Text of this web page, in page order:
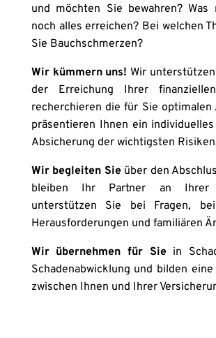
und möchten Sie bewahren? Was
noch alles erreichen? Bei welchen
Sie Bauchschmerzen?
Wir kümmern uns! Wir
der Erreichung Ihrer
recherchieren die für Sie optimalen
präsentieren Ihnen ein
Absicherung der wichtigsten
Wir begleiten Sie über den
bleiben Ihr Partner an
unterstützen Sie bei Fragen,
Herausforderungen und familiären
Wir übernehmen für Sie in
Schadenabwicklung und bilden
zwischen Ihnen und Ihrer